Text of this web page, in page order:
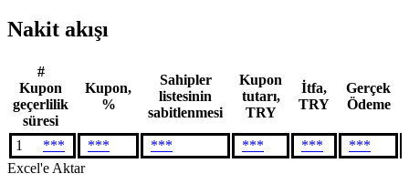
Nakit akışı
#
Kupon
geçerlilik
süresi
Kupon,
%
Sahipler
listesinin
sabitlenmesi
Kupon
tutarı,
TRY
İtfa,
TRY
Gerçek
Ödeme
1 *** *** *** *** ***
***
Excel'e Aktar